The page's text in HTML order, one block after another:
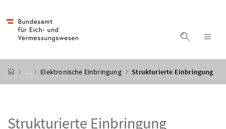
Suche
Startseite
… Elektronische Einbringung Strukturierte Einbringung
Strukturierte Einbringung